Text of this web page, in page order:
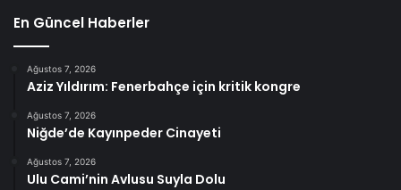
En Güncel Haberler
Ağustos 7, 2026
Aziz Yıldırım: Fenerbahçe için kritik kongre
Ağustos 7, 2026
Niğde’de Kayınpeder Cinayeti
Ağustos 7, 2026
Ulu Cami’nin Avlusu Suyla Dolu